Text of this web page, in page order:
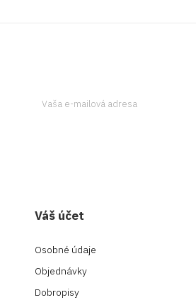
Váš účet
Osobné údaje
Objednávky
Dobropisy